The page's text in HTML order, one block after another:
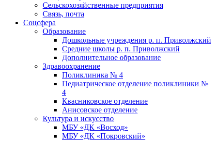
Сельскохозяйственные предприятия
Связь, почта
Соцсфера
Образование
Дошкольные учреждения р. п. Приволжский
Средние школы р. п. Приволжский
Дополнительное образование
Здравоохранение
Поликлиника № 4
Педиатрическое отделение поликлиники №
4
Квасниковское отделение
Анисовское отделение
Культура и искусство
МБУ «ДК «Восход»
МБУ «ДК «Покровский»